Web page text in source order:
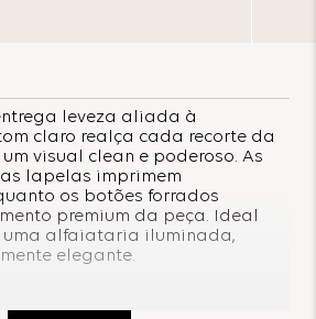
leveza aliada à
claro realça cada recorte da
visual clean e poderoso. As
lapelas imprimem
os botões forrados
premium da peça. Ideal
uma alfaiataria iluminada,
elegante.